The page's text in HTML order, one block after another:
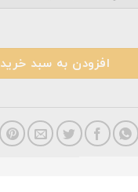
افزودن به سبد خرید